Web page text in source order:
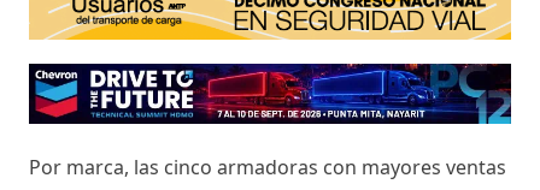
Por marca, las cinco armadoras con mayores ventas